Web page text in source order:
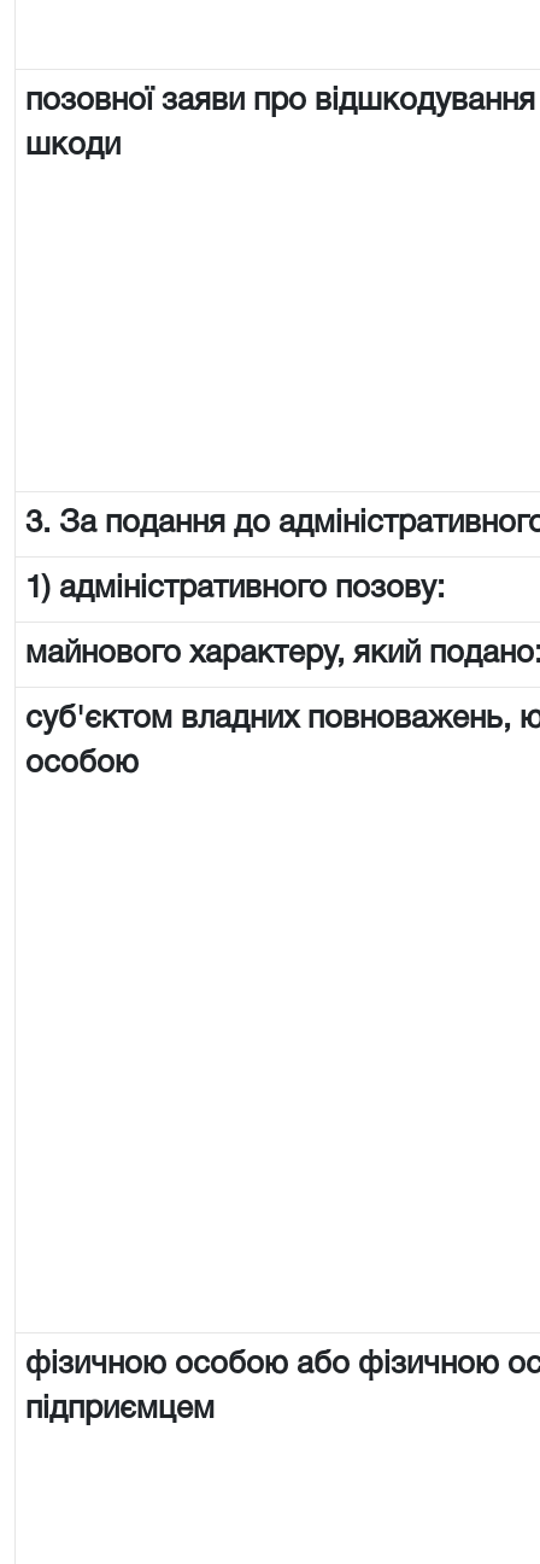
позовної заяви про
шкоди
3. За подання до
1) адміністративного позову:
майнового характеру, який
суб'єктом владних повноважень,
особою
фізичною особою або фізичною
підприємцем